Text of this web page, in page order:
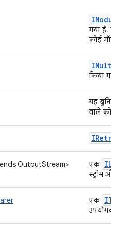
गया है.
कोई
IMulti
किया
यह
वाले को
IRetry
OutputStream> एक
स्ट्रीम
एक